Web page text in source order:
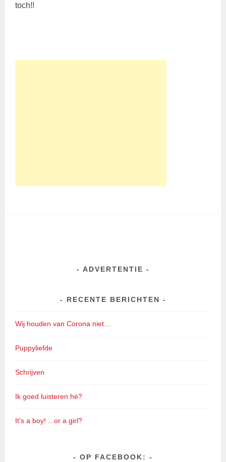
toch!!
ADVERTENTIE
RECENTE BERICHTEN
Wij houden van Corona niet…
Puppyliefde
Schrijven
Ik goed luisteren hè?
It’s a boy! .. or a girl?
OP FACEBOOK: